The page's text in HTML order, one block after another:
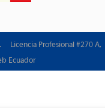
Licencia Profesional #270 A,
Ecuador